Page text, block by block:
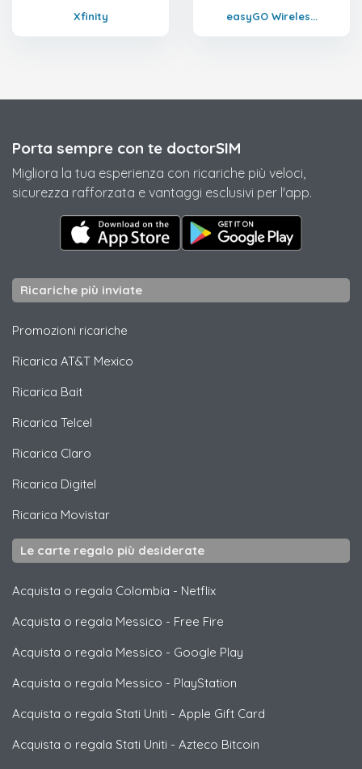
Xfinity easyGO Wireles...
Porta sempre con te doctorSIM
Migliora la tua esperienza con ricariche più veloci,
sicurezza rafforzata e vantaggi esclusivi per l'app.
Ricariche più inviate
Promozioni ricariche
Ricarica AT&T Mexico
Ricarica Bait
Ricarica Telcel
Ricarica Claro
Ricarica Digitel
Ricarica Movistar
Le carte regalo più desiderate
Acquista o regala Colombia - Netflix
Acquista o regala Messico - Free Fire
Acquista o regala Messico - Google Play
Acquista o regala Messico - PlayStation
Acquista o regala Stati Uniti - Apple Gift Card
Acquista o regala Stati Uniti - Azteco Bitcoin